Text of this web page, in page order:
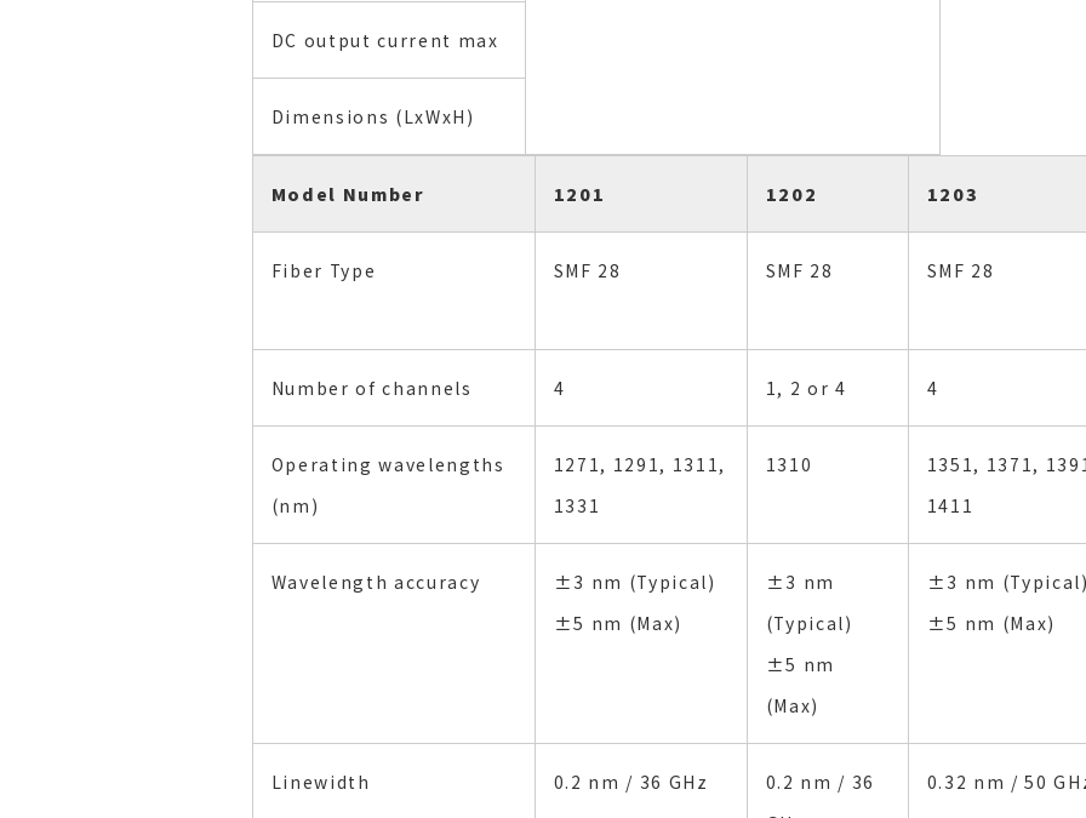
DC output current max
Dimensions (LxWxH)
Model Number 1201 1202 1203
Fiber Type SMF 28 SMF 28 SMF 28
Number of channels 4 1, 2 or 4 4
Operating wavelengths
(nm)
1271, 1291, 1311,
1331
1310
1351, 1371,
1411
Wavelength accuracy
±3 nm (Typical)
±5 nm (Max)
±3 nm
(Typical)
±5 nm
(Max)
±3 nm
±5 nm (Max)
Linewidth 0.2 nm / 36 GHz
0.2 nm / 36
0.32 nm / 50